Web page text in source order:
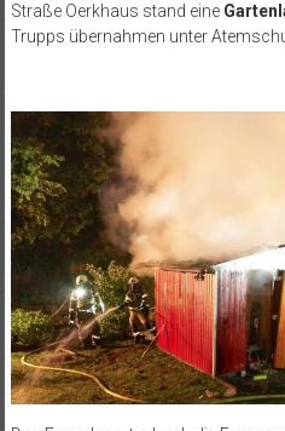
Straße Oerkhaus stand eine
Trupps übernahmen unter